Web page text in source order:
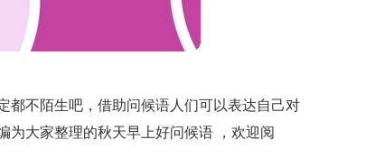
都不陌生吧，借助问候语人们可以表达自己对
为大家整理的秋天早上好问候语 ，欢迎阅